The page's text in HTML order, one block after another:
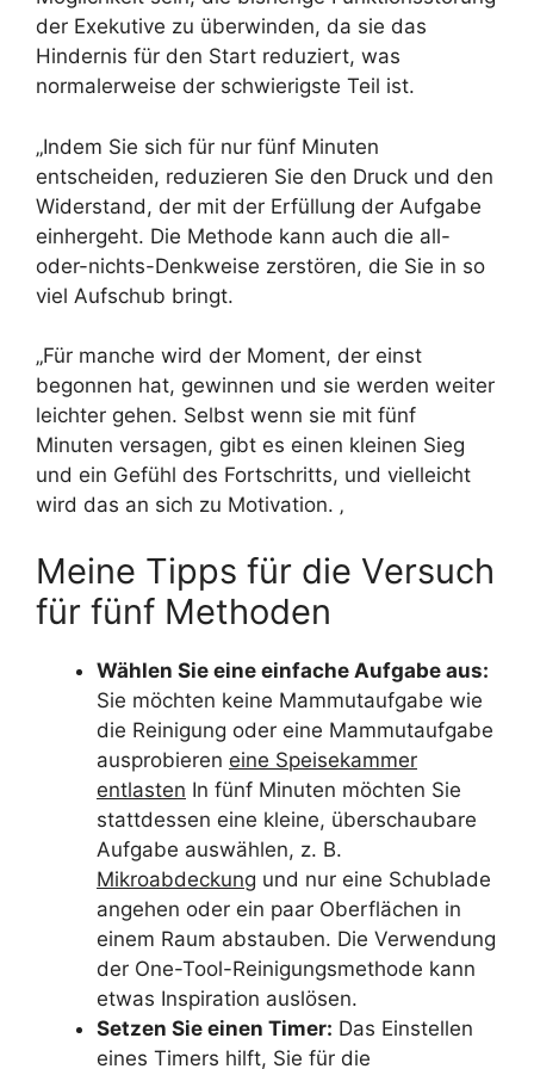
der Exekutive zu überwinden, da sie das
Hindernis für den Start reduziert, was
normalerweise der schwierigste Teil ist.
„Indem Sie sich für nur fünf Minuten
entscheiden, reduzieren Sie den Druck und den
Widerstand, der mit der Erfüllung der Aufgabe
einhergeht. Die Methode kann auch die all-
oder-nichts-Denkweise zerstören, die Sie in so
viel Aufschub bringt.
„Für manche wird der Moment, der einst
begonnen hat, gewinnen und sie werden weiter
leichter gehen. Selbst wenn sie mit fünf
Minuten versagen, gibt es einen kleinen Sieg
und ein Gefühl des Fortschritts, und vielleicht
wird das an sich zu Motivation. ‚
Meine Tipps für die Versuch
für fünf Methoden
Wählen Sie eine einfache Aufgabe aus:
Sie möchten keine Mammutaufgabe wie
die Reinigung oder eine Mammutaufgabe
ausprobieren eine Speisekammer
entlasten In fünf Minuten möchten Sie
stattdessen eine kleine, überschaubare
Aufgabe auswählen, z. B.
Mikroabdeckung und nur eine Schublade
angehen oder ein paar Oberflächen in
einem Raum abstauben. Die Verwendung
der One-Tool-Reinigungsmethode kann
etwas Inspiration auslösen.
Setzen Sie einen Timer: Das Einstellen
eines Timers hilft, Sie für die